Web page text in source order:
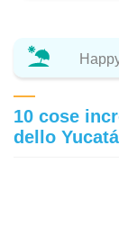
10 cose
dello